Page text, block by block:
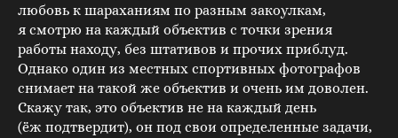
любовь к шараханиям по разным закоулкам,
я смотрю на каждый объектив с точки зрения
работы находу, без штативов и прочих приблуд.
Однако один из местных спортивных фотографов
снимает на такой же объектив и очень им доволен.
Скажу так, это объектив не на каждый день
(ёж подтвердит), он под свои определенные задачи,